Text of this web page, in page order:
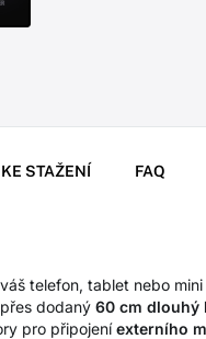
KE STAŽENÍ FAQ
telefon, tablet nebo
přes dodaný 60 cm dlouhý
pro připojeníexterního